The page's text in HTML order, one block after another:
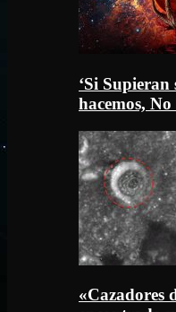
‘Si
hacemos,
«Cazadores